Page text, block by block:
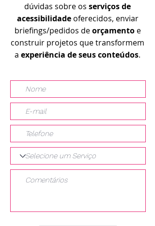
dúvidas sobre os serviços de
acessibilidadeoferecidos, enviar
briefings/pedidos deorçamentoe
construir projetos que transformem
a experiência de seus conteúdos.